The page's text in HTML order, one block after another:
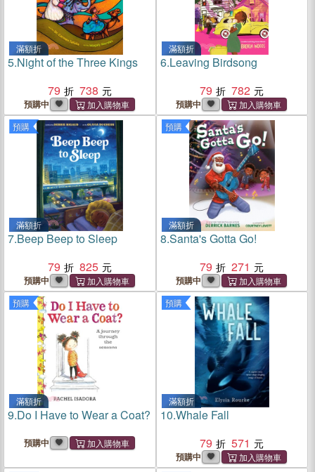
滿額折
5.Night of the Three Kings
79
738
預購中
滿額折
6.Leaving Birdsong
79
782
預購中
預購
滿額折
7.Beep Beep to Sleep
79
825
預購中
預購
滿額折
8.Santa's Gotta Go!
79
271
預購中
預購
滿額折
9.Do I Have to Wear a Coat?
預購中
預購
滿額折
10.Whale Fall
79
571
預購中